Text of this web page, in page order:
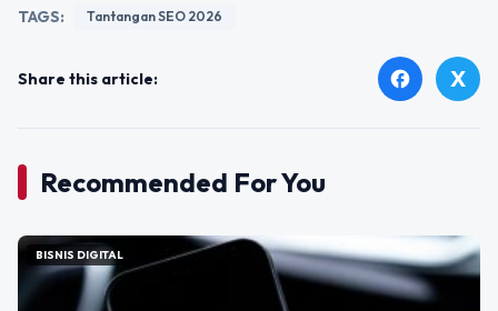
TAGS: Tantangan SEO 2026
Share this article: facebook X
Recommended For You
BISNIS DIGITAL